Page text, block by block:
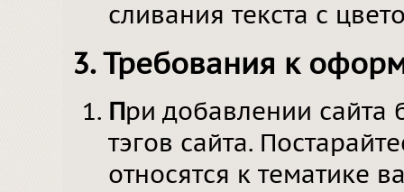
сливания текста с
3. Требования к
При добавлении сайта
тэгов сайта.
относятся к тематике